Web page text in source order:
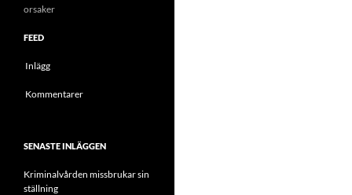
orsaker
FEED
Inlägg
Kommentarer
SENASTE INLÄGGEN
Kriminalvården missbrukar sin
ställning